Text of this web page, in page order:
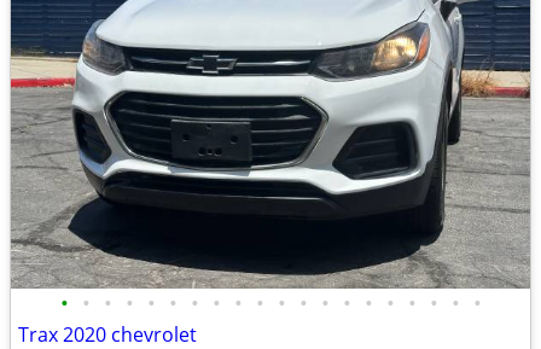
• • • • • • • • • • • • • • • • • • • •
Trax 2020 chevrolet